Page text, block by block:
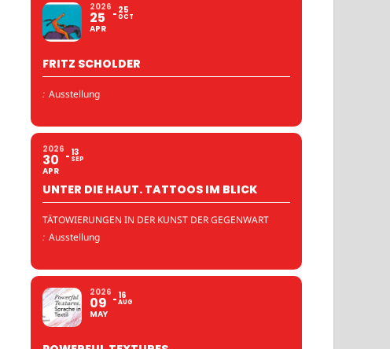
2026
25
APR
25
OCT
FRITZ SCHOLDER
: Ausstellung
2026
30
APR
13
SEP
UNTER DIE HAUT. TATTOOS IM BLICK
TÄTOWIERUNGEN IN DER KUNST DER GEGENWART
: Ausstellung
2026
09
MAY
16
AUG